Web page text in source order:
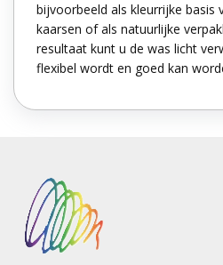
bijvoorbeeld als kleurrijke basis
kaarsen of als natuurlijke
resultaat kunt u de was licht
flexibel wordt en goed kan